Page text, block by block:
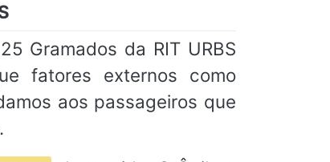
Gramados da RIT URBS
fatores externos como
aos passageiros que